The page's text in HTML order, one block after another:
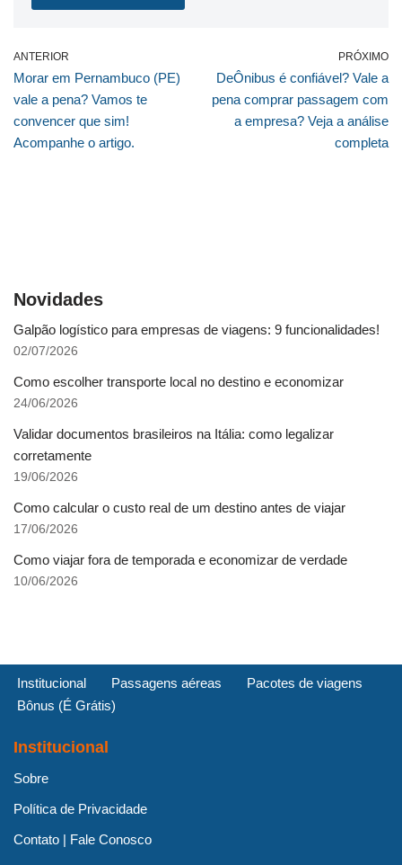
ANTERIOR
Morar em Pernambuco (PE)
vale a pena? Vamos te
convencer que sim!
Acompanhe o artigo.
PRÓXIMO
DeÔnibus é confiável? Vale a
pena comprar passagem com
a empresa? Veja a análise
completa
Novidades
Galpão logístico para empresas de viagens: 9 funcionalidades!
02/07/2026
Como escolher transporte local no destino e economizar
24/06/2026
Validar documentos brasileiros na Itália: como legalizar
corretamente
19/06/2026
Como calcular o custo real de um destino antes de viajar
17/06/2026
Como viajar fora de temporada e economizar de verdade
10/06/2026
Institucional Passagens aéreas
Pacotes de viagens
Bônus (É Grátis)
Institucional
Sobre
Política de Privacidade
Contato | Fale Conosco